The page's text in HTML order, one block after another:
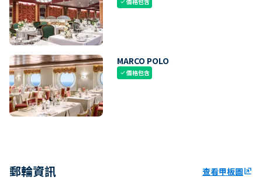
check
MARCO POLO
check價格包含
郵輪資訊 查看甲板圖ungroup